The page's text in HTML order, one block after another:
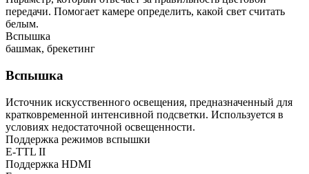
передачи. Помогает камере определить, какой свет считать
белым.
Вспышка
башмак, брекетинг
Вспышка
Источник искусственного освещения, предназначенный для
кратковременной интенсивной подсветки. Используется в
условиях недостаточной освещенности.
Поддержка режимов вспышки
E-TTL II
Поддержка HDMI